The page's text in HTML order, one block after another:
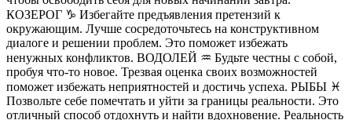
КОЗЕРОГ ♑️ Избегайте предъявления претензий к
окружающим. Лучше сосредоточьтесь на конструктивном
диалоге и решении проблем. Это поможет избежать
ненужных конфликтов. ВОДОЛЕЙ ♒️ Будьте честны с собой,
пробуя что-то новое. Трезвая оценка своих возможностей
поможет избежать неприятностей и достичь успеха. РЫБЫ ♓️
Позвольте себе помечтать и уйти за границы реальности. Это
отличный способ отдохнуть и найти вдохновение. Реальность